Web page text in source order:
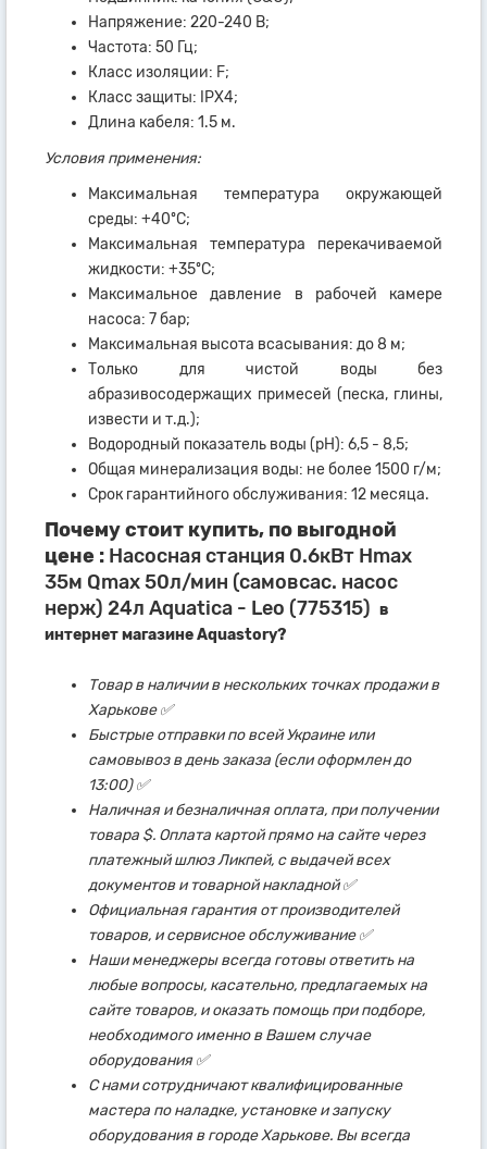
Напряжение: 220-240 В;
Частота: 50 Гц;
Класс изоляции: F;
Класс защиты: IPX4;
Длина кабеля: 1.5 м.
Условия применения:
Максимальная температура окружающей
среды: +40ºC;
Максимальная температура перекачиваемой
жидкости: +35ºC;
Максимальное давление в рабочей камере
насоса: 7 бар;
Максимальная высота всасывания: до 8 м;
Только для чистой воды без
абразивосодержащих примесей (песка, глины,
извести и т.д.);
Водородный показатель воды (рН): 6,5 - 8,5;
Общая минерализация воды: не более 1500 г/м;
Срок гарантийного обслуживания: 12 месяца.
Почему стоит купить, по выгодной
цене : Насосная станция 0.6кВт Hmax
35м Qmax 50л/мин (самовсас. насос
нерж) 24л Aquatica - Leo (775315) в
интернет магазине Aquastory?
Товар в наличии в нескольких точках продажи в
Харькове ✅
Быстрые отправки по всей Украине или
самовывоз в день заказа (если оформлен до
13:00) ✅
Наличная и безналичная оплата, при получении
товара $. Оплата картой прямо на сайте через
платежный шлюз Ликпей, с выдачей всех
документов и товарной накладной ✅
Официальная гарантия от производителей
товаров, и сервисное обслуживание ✅
Наши менеджеры всегда готовы ответить на
любые вопросы, касательно, предлагаемых на
сайте товаров, и оказать помощь при подборе,
необходимого именно в Вашем случае
оборудования ✅
С нами сотрудничают квалифицированные
мастера по наладке, установке и запуску
оборудования в городе Харькове. Вы всегда